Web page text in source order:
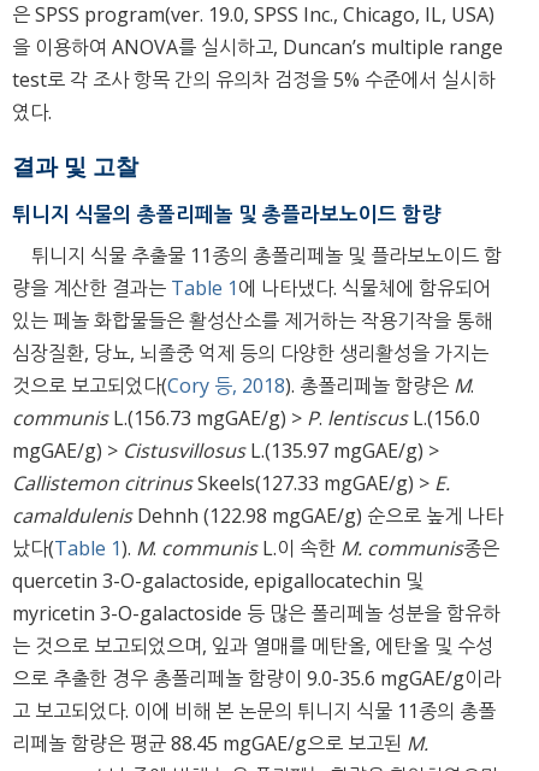
은 SPSS program(ver. 19.0, SPSS Inc., Chicago, IL, USA)
을 이용하여 ANOVA를 실시하고, Duncan’s multiple range
test로 각 조사 항목 간의 유의차 검정을 5% 수준에서 실시하
였다.
결과 및 고찰
튀니지 식물의 총폴리페놀 및 총플라보노이드 함량
튀니지 식물 추출물 11종의 총폴리페놀 및 플라보노이드 함
량을 계산한 결과는 Table 1에 나타냈다. 식물체에 함유되어
있는 페놀 화합물들은 활성산소를 제거하는 작용기작을 통해
심장질환, 당뇨, 뇌졸중 억제 등의 다양한 생리활성을 가지는
것으로 보고되었다(Cory 등, 2018). 총폴리페놀 함량은 M.
communisL.(156.73 mgGAE/g) > P. lentiscusL.(156.0
mgGAE/g) > CistusvillosusL.(135.97 mgGAE/g) >
Callistemon citrinusSkeels(127.33 mgGAE/g) > E.
camaldulenisDehnh (122.98 mgGAE/g) 순으로 높게 나타
났다(Table 1). M. communisL.이 속한 M. communis종은
quercetin 3-O-galactoside, epigallocatechin 및
myricetin 3-O-galactoside 등 많은 폴리페놀 성분을 함유하
는 것으로 보고되었으며, 잎과 열매를 메탄올, 에탄올 및 수성
으로 추출한 경우 총폴리페놀 함량이 9.0-35.6 mgGAE/g이라
고 보고되었다. 이에 비해 본 논문의 튀니지 식물 11종의 총폴
리페놀 함량은 평균 88.45 mgGAE/g으로 보고된 M.